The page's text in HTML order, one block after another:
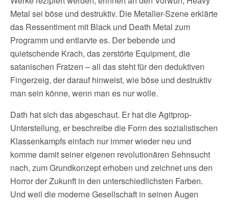
Metal sei böse und destruktiv. Die Metaller-Szene erklärte
das Ressentiment mit Black und Death Metal zum
Programm und entlarvte es. Der bebende und
quietschende Krach, das zerstörte Equipment, die
satanischen Fratzen – all das steht für den deduktiven
Fingerzeig, der darauf hinweist, wie böse und destruktiv
man sein könne, wenn man es nur wolle.
Dath hat sich das abgeschaut. Er hat die Agitprop-
Unterstellung, er beschreibe die Form des sozialistischen
Klassenkampfs einfach nur immer wieder neu und
komme damit seiner eigenen revolutionären Sehnsucht
nach, zum Grundkonzept erhoben und zeichnet uns den
Horror der Zukunft in den unterschiedlichsten Farben.
Und weil die moderne Gesellschaft in seinen Augen